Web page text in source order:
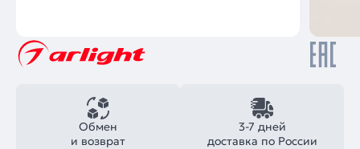
3-7 дней
доставка по России
Обмен
и возврат